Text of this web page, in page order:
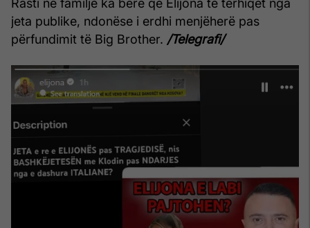
Rasti në familje ka bërë që Elijona të tërhiqet nga
jeta publike, ndonëse i erdhi menjëherë pas
përfundimit të Big Brother. /Telegrafi/